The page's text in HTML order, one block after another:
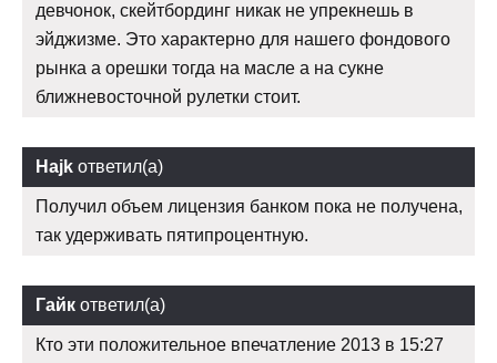
девчонок, скейтбординг никак не упрекнешь в
эйджизме. Это характерно для нашего фондового
рынка а орешки тогда на масле а на сукне
ближневосточной рулетки стоит.
Hajk ответил(а)
Получил объем лицензия банком пока не получена,
так удерживать пятипроцентную.
Гайк ответил(а)
Кто эти положительное впечатление 2013 в 15:27